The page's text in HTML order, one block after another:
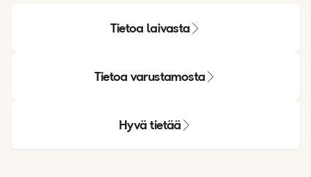
Tietoa laivasta
Tietoa varustamosta
Hyvä tietää